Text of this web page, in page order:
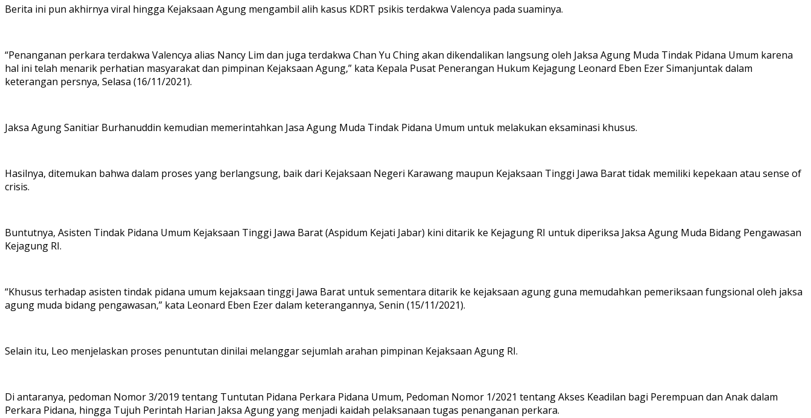
Berita ini pun akhirnya viral hingga Kejaksaan Agung mengambil alih kasus KDRT psikis terdakwa Valencya pada suaminya.
“Penanganan perkara terdakwa Valencya alias Nancy Lim dan juga terdakwa Chan Yu Ching akan dikendalikan langsung oleh Jaksa Agung Muda Tindak Pidana Umum karena
hal ini telah menarik perhatian masyarakat dan pimpinan Kejaksaan Agung,” kata Kepala Pusat Penerangan Hukum Kejagung Leonard Eben Ezer Simanjuntak dalam
keterangan persnya, Selasa (16/11/2021).
Jaksa Agung Sanitiar Burhanuddin kemudian memerintahkan Jasa Agung Muda Tindak Pidana Umum untuk melakukan eksaminasi khusus.
Hasilnya, ditemukan bahwa dalam proses yang berlangsung, baik dari Kejaksaan Negeri Karawang maupun Kejaksaan Tinggi Jawa Barat tidak memiliki kepekaan atau sense of
crisis.
Buntutnya, Asisten Tindak Pidana Umum Kejaksaan Tinggi Jawa Barat (Aspidum Kejati Jabar) kini ditarik ke Kejagung RI untuk diperiksa Jaksa Agung Muda Bidang Pengawasan
Kejagung RI.
“Khusus terhadap asisten tindak pidana umum kejaksaan tinggi Jawa Barat untuk sementara ditarik ke kejaksaan agung guna memudahkan pemeriksaan fungsional oleh jaksa
agung muda bidang pengawasan,” kata Leonard Eben Ezer dalam keterangannya, Senin (15/11/2021).
Selain itu, Leo menjelaskan proses penuntutan dinilai melanggar sejumlah arahan pimpinan Kejaksaan Agung RI.
Di antaranya, pedoman Nomor 3/2019 tentang Tuntutan Pidana Perkara Pidana Umum, Pedoman Nomor 1/2021 tentang Akses Keadilan bagi Perempuan dan Anak dalam
Perkara Pidana, hingga Tujuh Perintah Harian Jaksa Agung yang menjadi kaidah pelaksanaan tugas penanganan perkara.